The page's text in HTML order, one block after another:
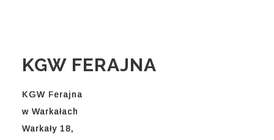
KGW FERAJNA
KGW Ferajna
w Warkałach
Warkały 18,